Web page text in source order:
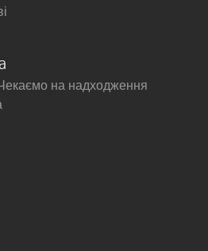
на надходження